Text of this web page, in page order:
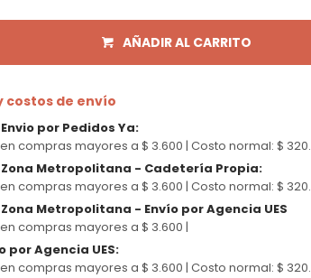
AÑADIR AL CARRITO
costos de envío
por Pedidos Ya:
compras mayores a $ 3.600 | Costo normal: $ 320.
Metropolitana - Cadetería Propia:
compras mayores a $ 3.600 | Costo normal: $ 320.
Metropolitana - Envío por Agencia UES
compras mayores a $ 3.600 |
por Agencia UES:
compras mayores a $ 3.600 | Costo normal: $ 320.